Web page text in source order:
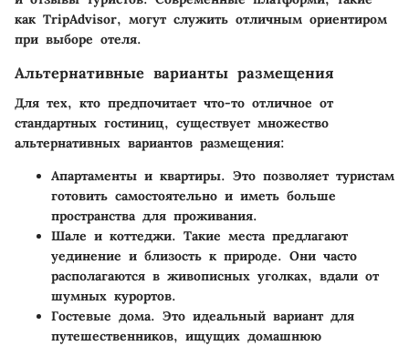
как TripAdvisor, могут служить отличным ориентиром
при выборе отеля.
Альтернативные варианты размещения
Для тех, кто предпочитает что-то отличное от
стандартных гостиниц, существует множество
альтернативных вариантов размещения:
Апартаменты и квартиры. Это позволяет туристам
готовить самостоятельно и иметь больше
пространства для проживания.
Шале и коттеджи. Такие места предлагают
уединение и близость к природе. Они часто
располагаются в живописных уголках, вдали от
шумных курортов.
Гостевые дома. Это идеальный вариант для
путешественников, ищущих домашнюю